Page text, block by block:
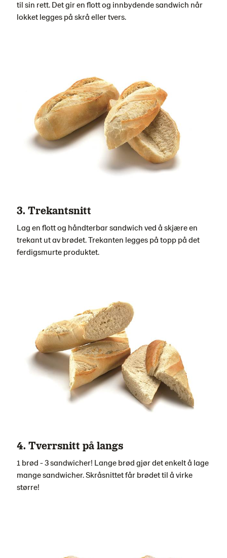
til sin rett. Det gir en flott og innbydende sandwich når
lokket legges på skrå eller tvers.
3. Trekantsnitt
Lag en flott og håndterbar sandwich ved å skjære en
trekant ut av brødet. Trekanten legges på topp på det
ferdigsmurte produktet.
4. Tverrsnitt på langs
1 brød - 3 sandwicher! Lange brød gjør det enkelt å lage
mange sandwicher. Skråsnittet får brødet til å virke
større!